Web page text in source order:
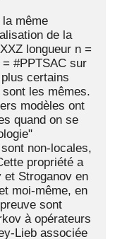
même
de la
longueur n =
#PPTSAC sur
certains
les mêmes.
modèles ont
quand on se
non-locales,
propriété a
et Stroganov en
moi-même, en
sont
à opérateurs
Lieb associée